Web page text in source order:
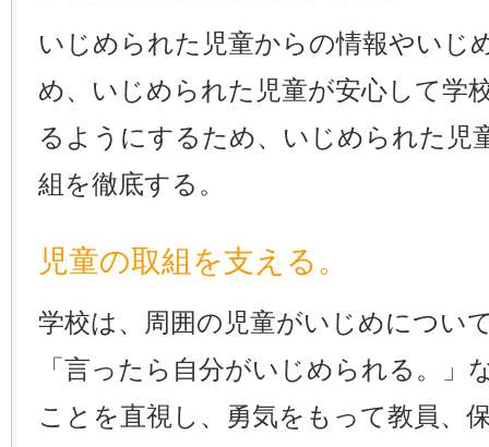
いじめられた児童からの情報やいじ
め、いじめられた児童が安心して学
るようにするため、いじめられた児
組を徹底する。
児童の取組を支える。
学校は、周囲の児童がいじめについ
「言ったら自分がいじめられる。」
ことを直視し、勇気をもって教員、